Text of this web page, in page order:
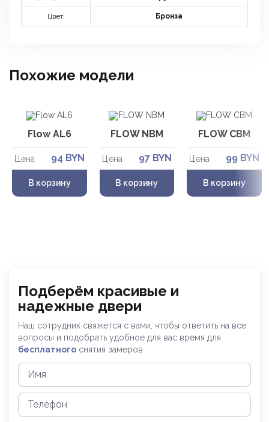
Цвет: Бронза
Похожие модели
Flow AL6
Цена 94 BYN
В корзину
FLOW NBM
Цена 97 BYN
В корзину
FLOW CBM
Цена 99 BYN
В корзину
Подберём красивые и
надежные двери
Наш сотрудник свяжется с вами, чтобы ответить на все
вопросы и подобрать удобное для вас время для
бесплатного снятия замеров
Заказать звонок
Укажите данные
конфиденциальности и пользовательского
соглашения.
Отправить